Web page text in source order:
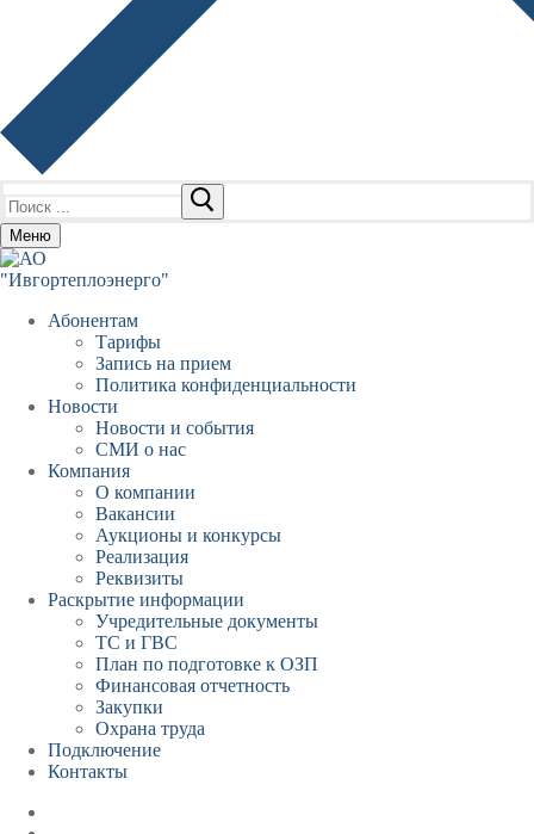
Меню
Абонентам
Тарифы
Запись на прием
Политика конфиденциальности
Новости
Новости и события
СМИ о нас
Компания
О компании
Вакансии
Аукционы и конкурсы
Реализация
Реквизиты
Раскрытие информации
Учредительные документы
ТС и ГВС
План по подготовке к ОЗП
Финансовая отчетность
Закупки
Охрана труда
Подключение
Контакты